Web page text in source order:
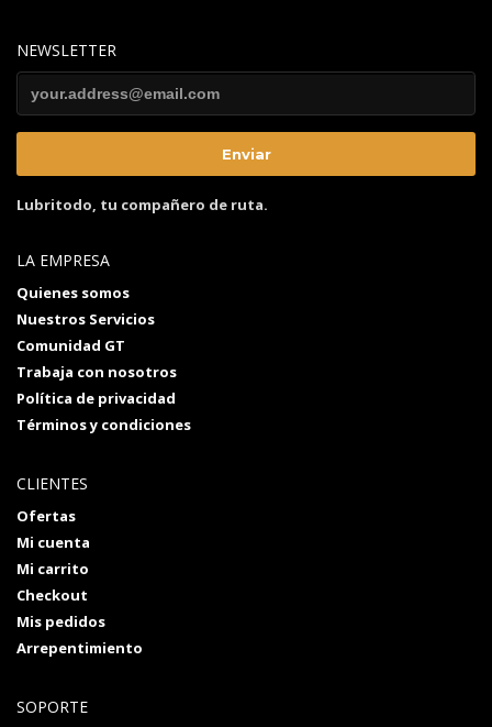
NEWSLETTER
Lubritodo, tu compañero de ruta.
LA EMPRESA
Quienes somos
Nuestros Servicios
Comunidad GT
Trabaja con nosotros
Política de privacidad
Términos y condiciones
CLIENTES
Ofertas
Mi cuenta
Mi carrito
Checkout
Mis pedidos
Arrepentimiento
SOPORTE